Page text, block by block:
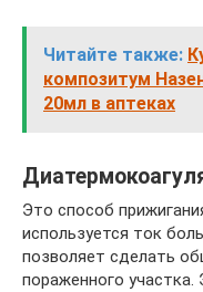
Читайте также:
композитум
20мл в аптеках
Это способ
используется ток
позволяет сделать
пораженного